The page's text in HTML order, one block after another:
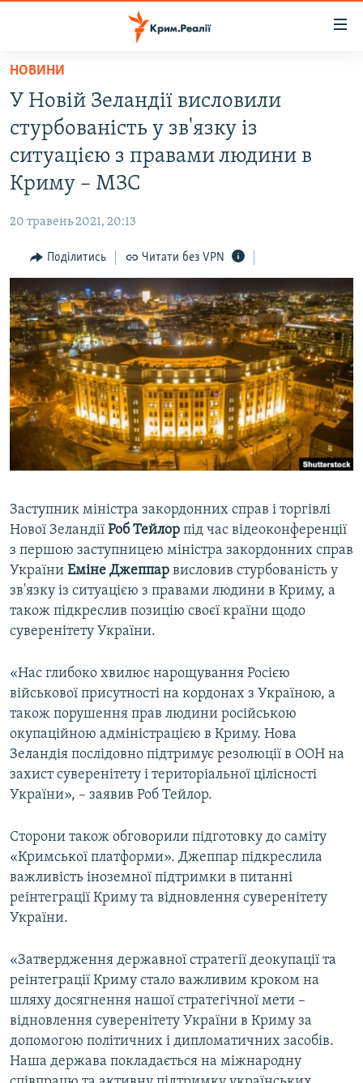
Перейти
основного
матеріалу
Перейти
до
основної
Перейти
пошуку
ВОДА.КРИМ
ВІДЕО ТА ФОТО
ПОЛІТИКА
ПОГЛЯД
ІНТЕРВ'Ю
ВСЕ ЗА ДЕНЬ
СПЕЦПРОЕКТИ
ДЕПОРТАЦІЯ
ВІДЕОУРОКИ «ELIFBE»
СВІДЧЕННЯ ОКУПАЦІЇ
УКРАЇНСЬКА ПРОБЛЕМА КРИМУ
ІНФОГРАФІКА
ЯК ОБІЙТИ БЛОКУВАННЯ
Русский
Qırımtatar
ДОЛУЧАЙСЯ!
Усі сайти RFE/RL
НОВИНИ
У Новій Зеландії висловили
стурбованість у зв'язку із
ситуацією з правами людини в
Криму – МЗС
20 травень 2021, 20:13
Поділитись Читати без VPN
Заступник міністра закордонних справ і торгівлі
Нової Зеландії Роб Тейлор під час відеоконференції
з першою заступницею міністра закордонних справ
України Еміне Джеппар висловив стурбованість у
зв'язку із ситуацією з правами людини в Криму, а
також підкреслив позицію своєї країни щодо
суверенітету України.
«Нас глибоко хвилює нарощування Росією
військової присутності на кордонах з Україною, а
також порушення прав людини російською
окупаційною адміністрацією в Криму. Нова
Зеландія послідовно підтримує резолюції в ООН на
захист суверенітету і територіальної цілісності
України», – заявив Роб Тейлор.
Сторони також обговорили підготовку до саміту
«Кримської платформи». Джеппар підкреслила
важливість іноземної підтримки в питанні
реінтеграції Криму та відновлення суверенітету
України.
«Затвердження державної стратегії деокупації та
реінтеграції Криму стало важливим кроком на
шляху досягнення нашої стратегічної мети –
відновлення суверенітету України в Криму за
допомогою політичних і дипломатичних засобів.
Наша держава покладається на міжнародну